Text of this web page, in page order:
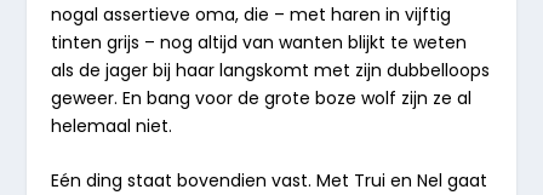
nogal assertieve oma, die – met haren in vijftig
tinten grijs – nog altijd van wanten blijkt te weten
als de jager bij haar langskomt met zijn dubbelloops
geweer. En bang voor de grote boze wolf zijn ze al
helemaal niet.
Eén ding staat bovendien vast. Met Trui en Nel gaat